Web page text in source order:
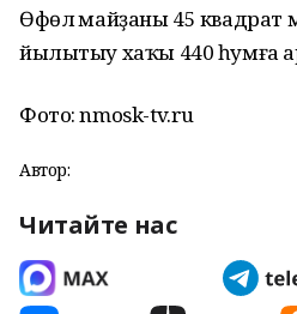
Өфөлә майҙаны 45 квадрат
йылытыу хаҡы 440 һумға
Фото: nmosk-tv.ru
Автор:
Читайте нас